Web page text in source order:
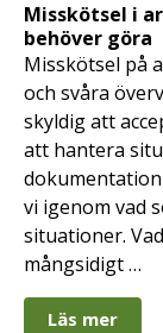
Misskötsel i
behöver göra
Misskötsel på
och svåra
skyldig att
att hantera
vi igenom vad
situationer.
mångsidigt …
Läs mer